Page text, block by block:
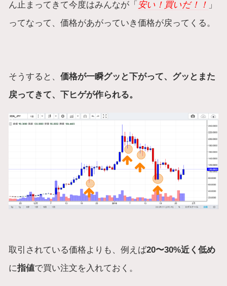
ん止まってきて今度はみんなが「安い！買いだ！！ 」
ってなって、価格があがっていき価格が戻ってくる。
そうすると、価格が一瞬グッと下がって、グッとまた
戻ってきて、下ヒゲが作られる。
取引されている価格よりも、例えば20〜30%近く低め
に指値で買い注文を入れておく。